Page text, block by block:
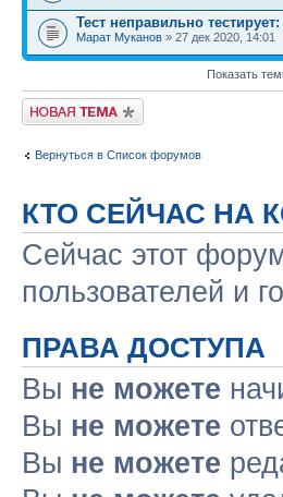
Тест неправильно
Марат Муканов » 27 дек 2020, 14:01
Показать
Новая тема
Вернуться в Список форумов
КТО СЕЙЧАС НА
Сейчас этот
пользователей и
ПРАВА ДОСТУПА
Вы не можете
Вы не можете
Вы не можете